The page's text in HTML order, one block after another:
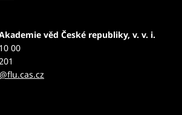
věd České republiky, v. v. i.
00